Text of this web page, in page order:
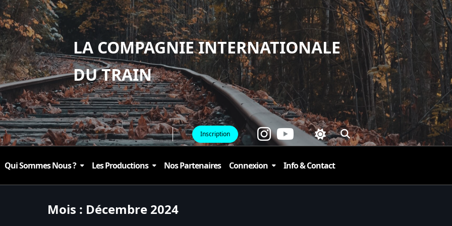
LA COMPAGNIE INTERNATIONALE
DU TRAIN
Inscription
Qui Sommes Nous ? Les Productions Nos Partenaires Connexion Info & Contact
Mois : Décembre 2024